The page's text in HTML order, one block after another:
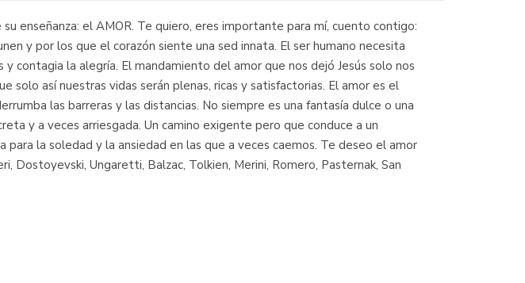
enseñanza: el AMOR. Te quiero, eres importante para mí, cuento contigo:
y por los que el corazón siente una sed innata. El ser humano necesita
contagia la alegría. El mandamiento del amor que nos dejó Jesús solo nos
así nuestras vidas serán plenas, ricas y satisfactorias. El amor es el
las barreras y las distancias. No siempre es una fantasía dulce o una
y a veces arriesgada. Un camino exigente pero que conduce a un
la soledad y la ansiedad en las que a veces caemos. Te deseo el amor
Dostoyevski, Ungaretti, Balzac, Tolkien, Merini, Romero, Pasternak, San